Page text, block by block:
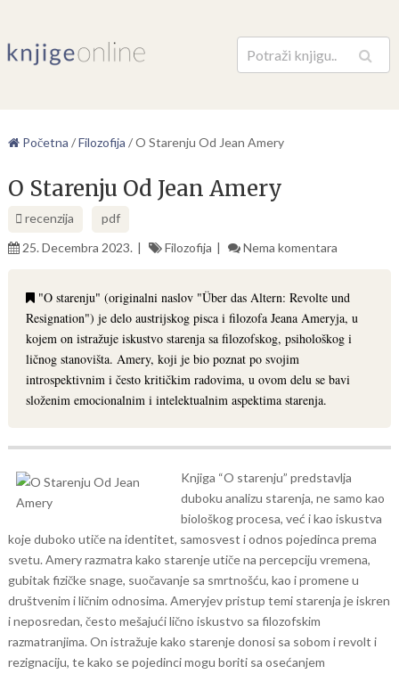
Pretraga
Početna /Filozofija /O Starenju Od Jean Amery
O Starenju Od Jean Amery
recenzija
pdf
25. Decembra 2023.
Filozofija Nema komentara
"O starenju" (originalni naslov "Über das Altern: Revolte und
Resignation") je delo austrijskog pisca i filozofa Jeana Ameryja, u
kojem on istražuje iskustvo starenja sa filozofskog, psihološkog i
ličnog stanovišta. Amery, koji je bio poznat po svojim
introspektivnim i često kritičkim radovima, u ovom delu se bavi
složenim emocionalnim i intelektualnim aspektima starenja.
Knjiga “O starenju” predstavlja
duboku analizu starenja, ne samo kao
biološkog procesa, već i kao iskustva
koje duboko utiče na identitet, samosvest i odnos pojedinca prema
svetu. Amery razmatra kako starenje utiče na percepciju vremena,
gubitak fizičke snage, suočavanje sa smrtnošću, kao i promene u
društvenim i ličnim odnosima. Ameryjev pristup temi starenja je iskren
i neposredan, često mešajući lično iskustvo sa filozofskim
razmatranjima. On istražuje kako starenje donosi sa sobom i revolt i
rezignaciju, te kako se pojedinci mogu boriti sa osećanjem